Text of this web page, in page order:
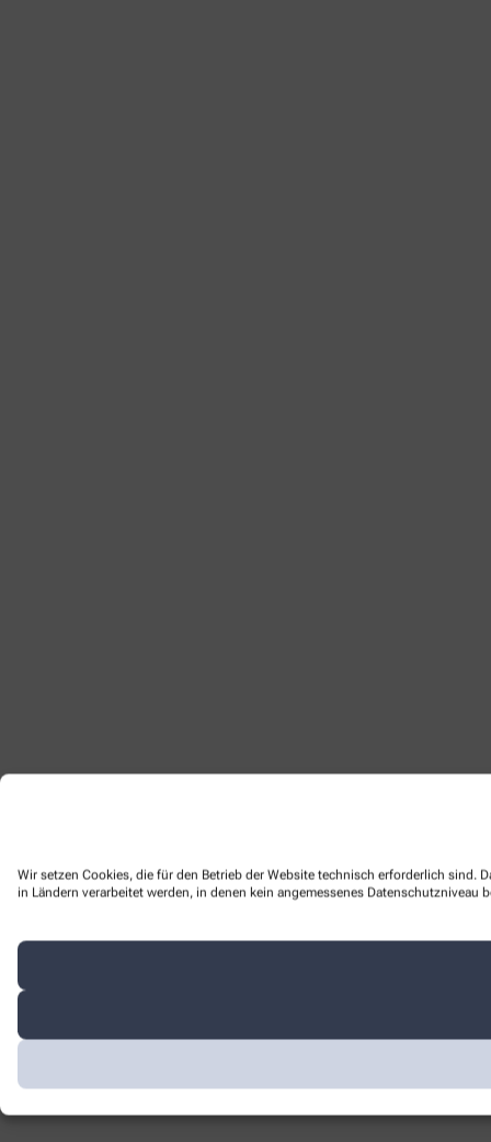
Wir setzen Cookies, die für den Betrieb der Website technisch erforderlich sind.
in Ländern verarbeitet werden, in denen kein angemessenes